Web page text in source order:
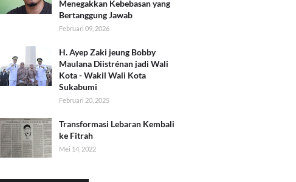
Menegakkan Kebebasan yang
Bertanggung Jawab
Februari 09, 2026
H. Ayep Zaki jeung Bobby
Maulana Diistrénan jadi Wali
Kota - Wakil Wali Kota
Sukabumi
Februari 20, 2025
Transformasi Lebaran Kembali
ke Fitrah
Mei 14, 2022